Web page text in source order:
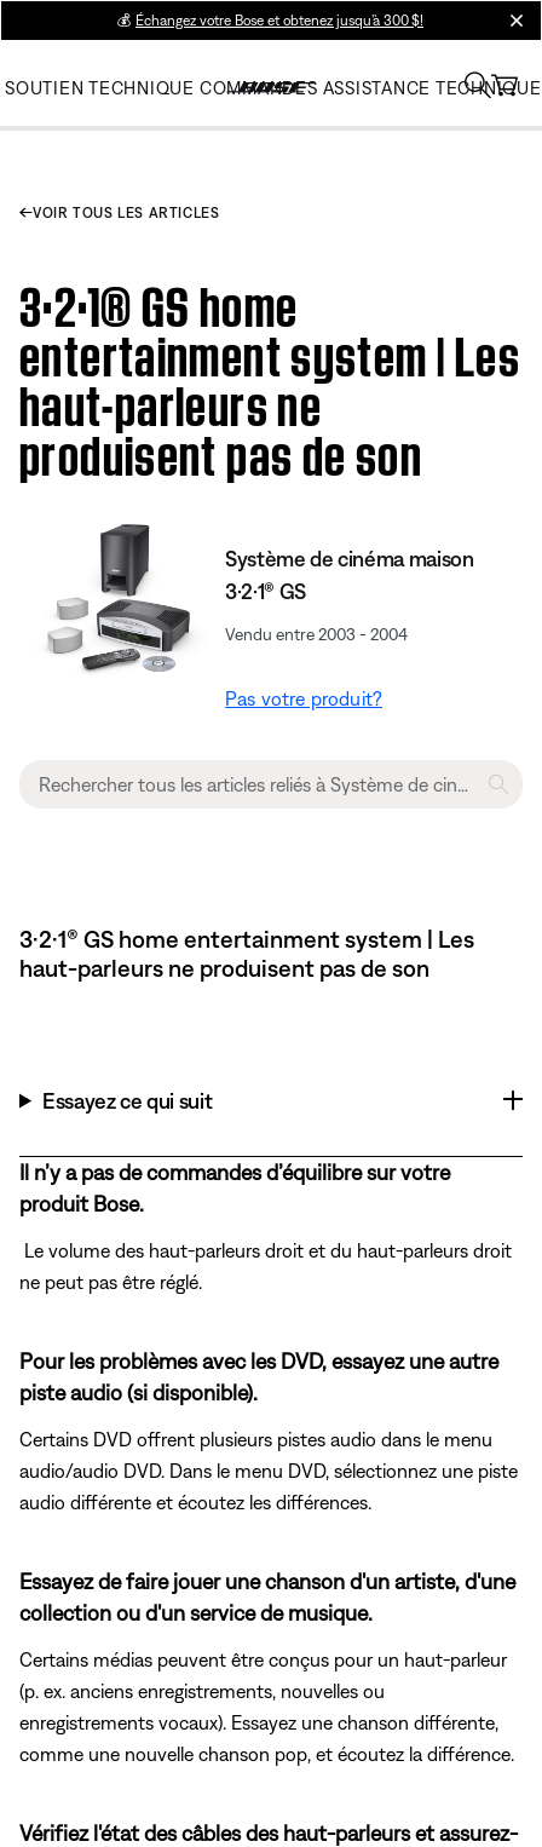
💰 Échangez votre Bose et obtenez jusqu’à 300 $!
SOUTIEN TECHNIQUE COMMANDES ASSISTANCE TECHNIQUE
VOIR TOUS LES ARTICLES
3·2·1® GS home
entertainment system | Les
haut-parleurs ne
produisent pas de son
Système de cinéma maison
3·2·1® GS
Vendu entre 2003 - 2004
Pas votre produit?
3·2·1® GS home entertainment system | Les
haut-parleurs ne produisent pas de son
Essayez ce qui suit
Il n’y a pas de commandes d’équilibre sur votre
produit Bose.
Le volume des haut-parleurs droit et du haut-parleurs droit
ne peut pas être réglé.
Pour les problèmes avec les DVD, essayez une autre
piste audio (si disponible).
Certains DVD offrent plusieurs pistes audio dans le menu
audio/audio DVD. Dans le menu DVD, sélectionnez une piste
audio différente et écoutez les différences.
Essayez de faire jouer une chanson d'un artiste, d'une
collection ou d'un service de musique.
Certains médias peuvent être conçus pour un haut-parleur
(p. ex. anciens enregistrements, nouvelles ou
enregistrements vocaux). Essayez une chanson différente,
comme une nouvelle chanson pop, et écoutez la différence.
Vérifiez l'état des câbles des haut-parleurs et assurez-